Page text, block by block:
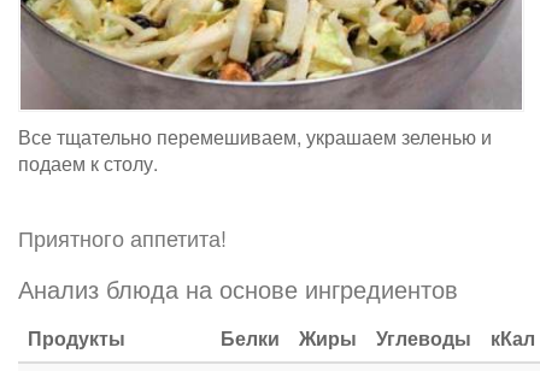
Все тщательно перемешиваем, украшаем зеленью и
подаем к столу.
Приятного аппетита!
Анализ блюда на основе ингредиентов
Продукты Белки Жиры Углеводы
кКал